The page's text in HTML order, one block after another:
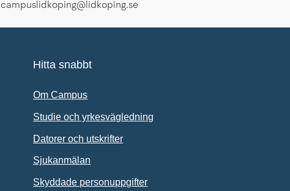
campuslidkoping@lidkoping.se
Hitta snabbt
Om Campus
Studie och yrkesvägledning
Datorer och utskrifter
Sjukanmälan
Skyddade personuppgifter